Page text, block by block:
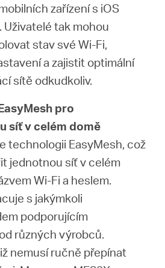
zařízení s iOS
Uživatelé tak mohou
stav své Wi-Fi,
a zajistit optimální
sítě odkudkoliv.
pro
síť v celém domě
technologii EasyMesh, což
jednotnou síť v celém
Wi-Fi a heslem.
s jakýmkoli
podporujícím
různých výrobců.
nemusí ručně přepínat